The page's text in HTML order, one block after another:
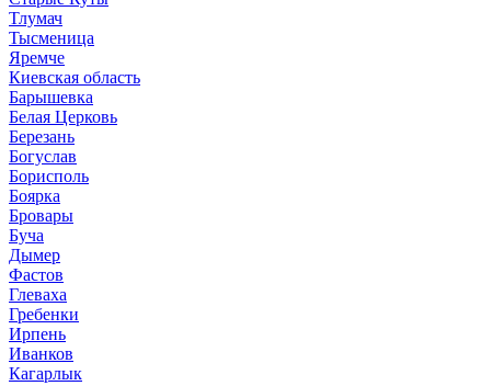
Тлумач
Тысменица
Яремче
Киевская область
Барышевка
Белая Церковь
Березань
Богуслав
Борисполь
Боярка
Бровары
Буча
Дымер
Фастов
Глеваха
Гребенки
Ирпень
Иванков
Кагарлык